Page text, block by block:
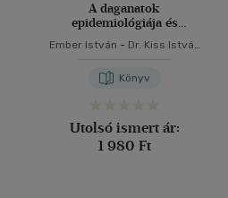
A daganatok
epidemiológiája és
Ember István - Dr. Kiss István
Könyv
Utolsó ismert ár:
1 980 Ft